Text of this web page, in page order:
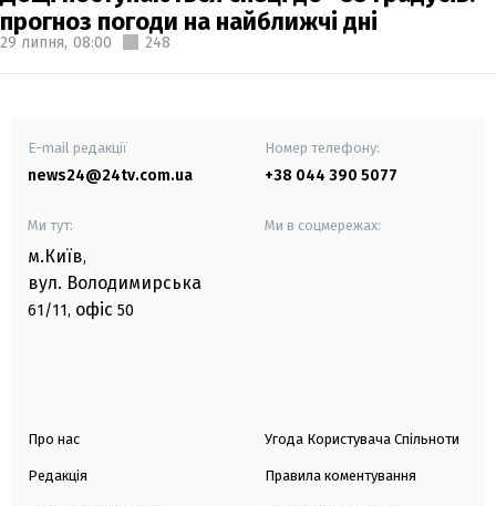
прогноз погоди на найближчі дні
29 липня, 08:00 248
E-mail редакції
news24@24tv.com.ua
Номер телефону:
+38 044 390 5077
Ми тут:
м.Київ,
вул. Володимирська
61/11, офіс 50
Ми в соцмережах:
Про нас
Редакція
Угода Користувача Спільноти
Правила коментування